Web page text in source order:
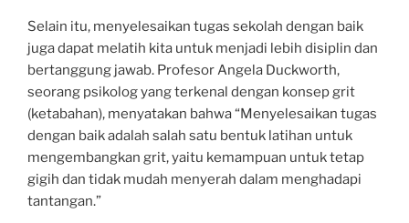
Selain itu, menyelesaikan tugas sekolah dengan baik
juga dapat melatih kita untuk menjadi lebih disiplin dan
bertanggung jawab. Profesor Angela Duckworth,
seorang psikolog yang terkenal dengan konsep grit
(ketabahan), menyatakan bahwa “Menyelesaikan tugas
dengan baik adalah salah satu bentuk latihan untuk
mengembangkan grit, yaitu kemampuan untuk tetap
gigih dan tidak mudah menyerah dalam menghadapi
tantangan.”